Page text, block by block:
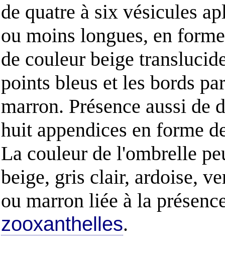
de quatre à six vésicules
ou moins longues, en
de couleur beige
points bleus et les bords
marron. Présence aussi de
huit appendices en forme
La couleur de l'ombrelle
beige, gris clair, ardoise,
ou marron liée à la
zooxanthelles.